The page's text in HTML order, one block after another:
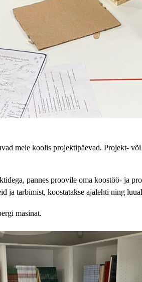
meie koolis projektipäevad. Projekt-
pannes proovile oma koostöö- ja
ja tarbimist, koostatakse ajalehti ning
masinat.